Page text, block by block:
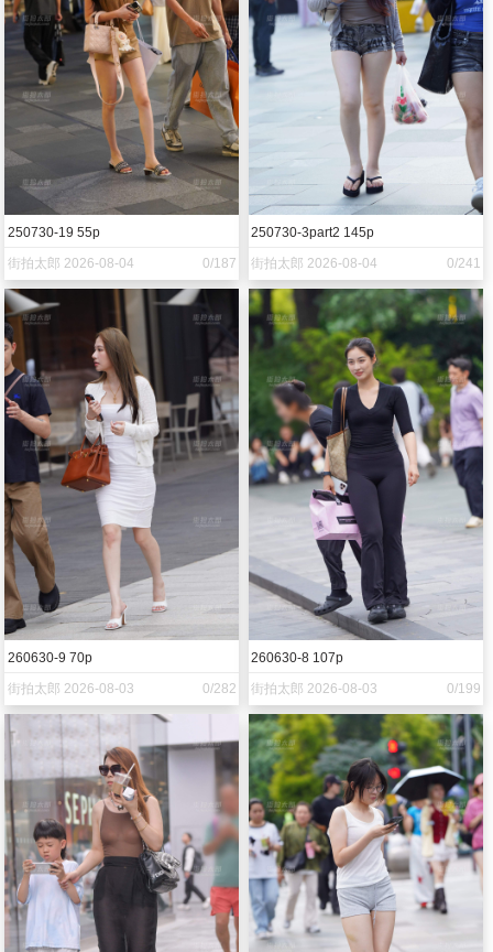
250730-19 55p
街拍太郎 2026-08-04
0/187
250730-3part2 145p
街拍太郎 2026-08-04
0/241
260630-9 70p
街拍太郎 2026-08-03
0/282
260630-8 107p
街拍太郎 2026-08-03
0/199